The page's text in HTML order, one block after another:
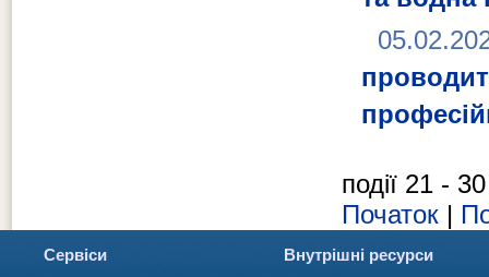
події 21 -
Початок |
Сервіси Внутрішні ресурси